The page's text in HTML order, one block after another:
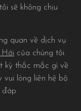
sẽ không chịu
quan về dịch vụ
Hới của chúng tôi.
kỳ thắc mắc gì về
vui lòng liên hệ bộ
đáp